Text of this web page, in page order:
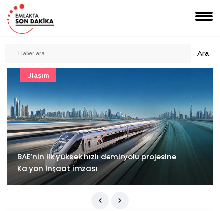
Ara
Mimarlık ve mühendislik projeleri e-PYS ile dijital
ortama taşınacak
Güncel